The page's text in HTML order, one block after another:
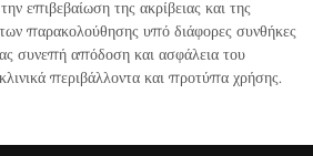
επιβεβαίωση της ακρίβειας και της
παρακολούθησης υπό διάφορες συνθήκες
συνεπή απόδοση και ασφάλεια του
περιβάλλοντα και προτύπα χρήσης.